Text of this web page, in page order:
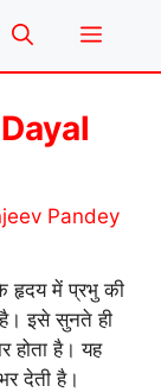
Menu
Dayal
Pandey
हृदय में प्रभु की
इसे सुनते ही
होता है। यह
देती है।